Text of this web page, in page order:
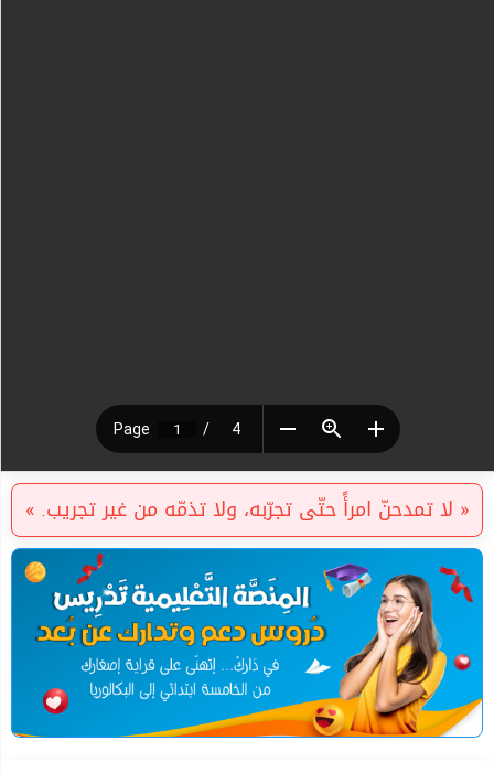
« لا تمدحنّ امرأً حتّى تجرّبه، ولا تذمّه من غير تجريب. »